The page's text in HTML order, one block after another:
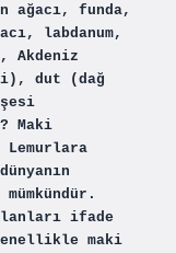
ağacı, funda,
labdanum,
Akdeniz
dut (dağ
Maki
ifade
maki